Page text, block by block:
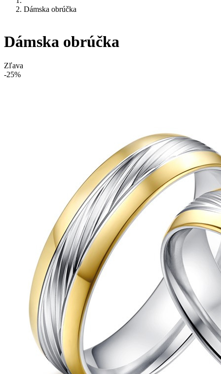
Dámska obrúčka
Dámska obrúčka
Zľava
-25%